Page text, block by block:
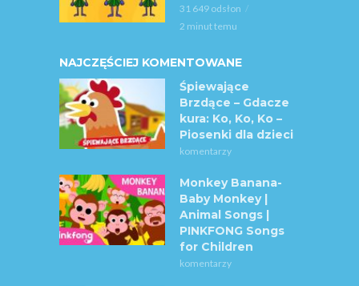
31 649 odsłon
2 minut temu
NAJCZĘŚCIEJ KOMENTOWANE
Śpiewające
Brzdące – Gdacze
kura: Ko, Ko, Ko –
Piosenki dla dzieci
komentarzy
Monkey Banana-
Baby Monkey |
Animal Songs |
PINKFONG Songs
for Children
komentarzy